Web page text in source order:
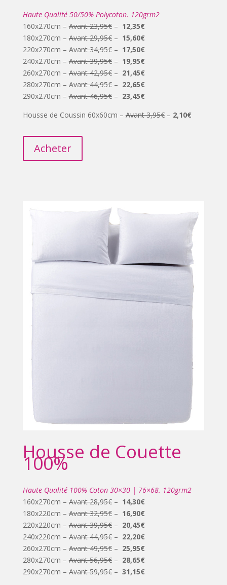
Haute Qualité 50/50% Polycoton. 120grm2
160x270cm –Avant 23,95€– 12,35€
180x270cm –Avant 29,95€– 15,60€
220x270cm –Avant 34,95€– 17,50€
240x270cm –Avant 39,95€– 19,95€
260x270cm –Avant 42,95€– 21,45€
280x270cm –Avant 44,95€– 22,65€
290x270cm –Avant46,95€– 23,45€
Housse de Coussin 60x60cm –Avant 3,95€– 2,10€
Acheter
Housse de Couette
100%
Haute Qualité 100% Coton 30×30 | 76×68. 120grm2
160x270cm –Avant 28,95€– 14,30€
180x220cm –Avant 32,95€– 16,90€
220x220cm –Avant 39,95€– 20,45€
240x220cm –Avant 44,95€– 22,20€
260x270cm –Avant 49,95€– 25,95€
280x270cm –Avant 56,95€– 28,65€
290x270cm –Avant 59,95€– 31,15€